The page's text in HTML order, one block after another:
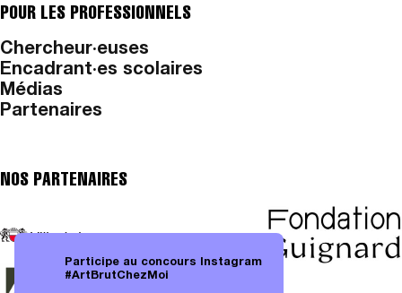
Participe au concours Instagram
#ArtBrutChezMoi
POUR LES PROFESSIONNELS
Chercheur·euses
Encadrant·es scolaires
Médias
Partenaires
NOS PARTENAIRES